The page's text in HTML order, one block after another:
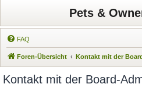
Pets &
FAQ
Foren-Übersicht Kontakt mit der
Kontakt mit der Board-